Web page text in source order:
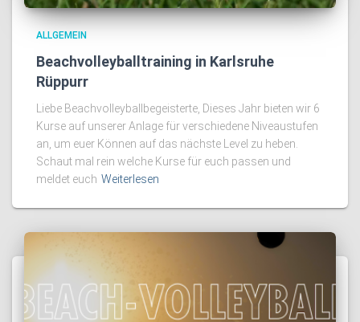
ALLGEMEIN
Beachvolleyballtraining in Karlsruhe
Rüppurr
Liebe Beachvolleyballbegeisterte, Dieses Jahr bieten wir 6
Kurse auf unserer Anlage für verschiedene Niveaustufen
an, um euer Können auf das nächste Level zu heben.
Schaut mal rein welche Kurse für euch passen und
meldet euch Weiterlesen